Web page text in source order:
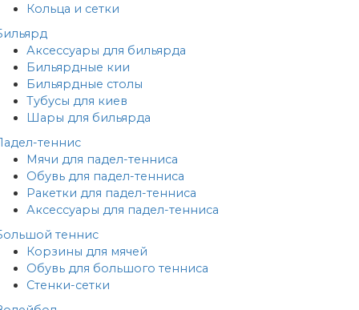
Кольца и сетки
Аксессуары для бильярда
Бильярдные кии
Бильярдные столы
Тубусы для киев
Шары для бильярда
теннис
Мячи для падел-тенниса
Обувь для падел-тенниса
Ракетки для падел-тенниса
Аксессуары для падел-тенниса
теннис
Корзины для мячей
Обувь для большого тенниса
Стенки-сетки